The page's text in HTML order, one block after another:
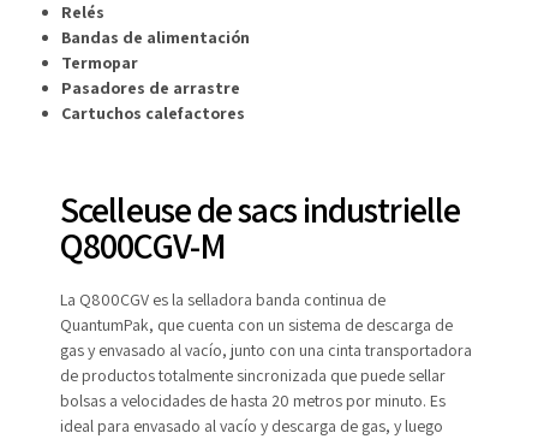
Relés
Bandas de alimentación
Termopar
Pasadores de arrastre
Cartuchos calefactores
Scelleuse de sacs industrielle
Q800CGV-M
La Q800CGV es la selladora banda continua de
QuantumPak, que cuenta con un sistema de descarga de
gas y envasado al vacío, junto con una cinta transportadora
de productos totalmente sincronizada que puede sellar
bolsas a velocidades de hasta 20 metros por minuto. Es
ideal para envasado al vacío y descarga de gas, y luego